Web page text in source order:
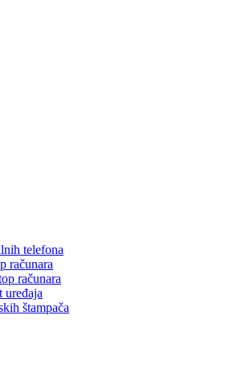
telefona
računara
računara
uređaja
štampača